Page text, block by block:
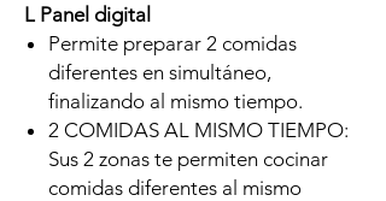
L Panel digital
Permite preparar 2 comidas
diferentes en simultáneo,
finalizando al mismo tiempo.
2 COMIDAS AL MISMO TIEMPO:
Sus 2 zonas te permiten cocinar
comidas diferentes al mismo